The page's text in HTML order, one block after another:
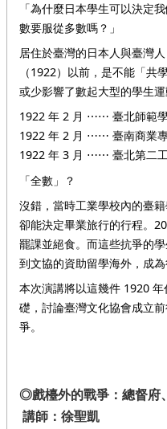
「為什麼日本學生可以決定
數要服從多數嗎？」
居住於臺灣的日本人與臺灣
（1922）以前，是不能「共
或少影響了數起大型的學生運
1922 年 2 月 ⋯⋯ 臺北師範
1922 年 2 月 ⋯⋯ 臺南商業
1922 年 3 月 ⋯⋯ 臺北第二
「全數」？
沒錯，當時工業學校內的臺
卻能決定畢業旅行的行程。
罷課並絕食。而這些抗爭的
到文協的資助留學海外，成
本次演講將以這幾件 1920
礎，討論臺灣文化協會成立
爭。
◎戲檯外的戰爭：總督府
講師：徐聖凱